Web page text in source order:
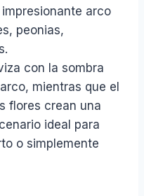
arco
peonias,
con la sombra
mientras que el
flores crean una
ideal para
o simplemente